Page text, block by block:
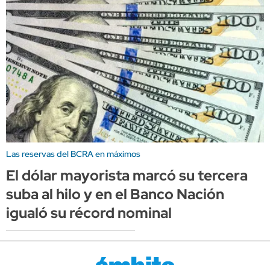
Las reservas del BCRA en máximos
El dólar mayorista marcó su tercera
suba al hilo y en el Banco Nación
igualó su récord nominal